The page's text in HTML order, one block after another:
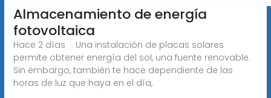
Almacenamiento de energía
fotovoltaica
Hace 2 días · Una instalación de placas solares
permite obtener energía del sol, una fuente renovable.
Sin embargo, también te hace dependiente de las
horas de luz que haya en el día,